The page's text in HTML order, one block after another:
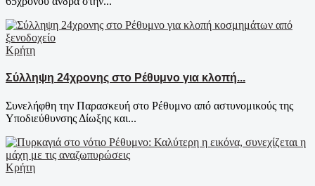
Κρήτη
Σύλληψη 24χρονης στο Ρέθυμνο για κλοπή...
Συνελήφθη την Παρασκευή στο Ρέθυμνο από αστυνομικούς της
Υποδιεύθυνσης Δίωξης και...
Κρήτη